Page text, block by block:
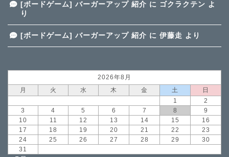
[ボードゲーム] バーガーアップ 紹介 に ゴクラクテン よ
り
[ボードゲーム] バーガーアップ 紹介 に 伊藤走 より
2026年8月
月
火 水 木 金 土
日
1
2
3
4 5 6 7 8
9
10
11 12 13 14 15
16
17
18 19 20 21 22
23
24
25 26 27 28 29
30
31